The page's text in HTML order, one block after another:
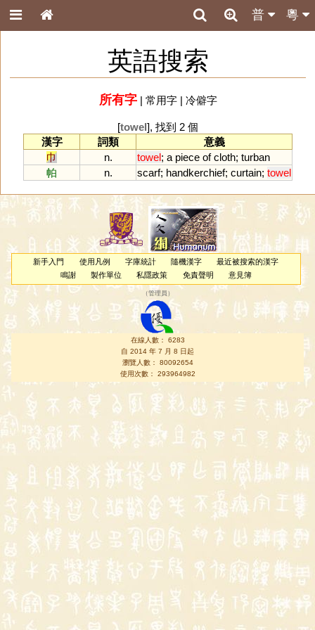
粵
普
英語搜索
所有字| 常用字| 冷僻字
[towel], 找到 2 個
漢字
詞類
意義
巾
n. towel; a piece of cloth; turban
帕
n. scarf; handkerchief; curtain; towel
新手入門 使用凡例 字庫統計 隨機漢字
最近被搜索的漢字
鳴謝
製作單位 私隱政策 免責聲明 意見簿
（管理員 ）
在線人數： 6283
自 2014 年 7 月 8 日起
瀏覽人數： 80092654
使用次數： 293964982